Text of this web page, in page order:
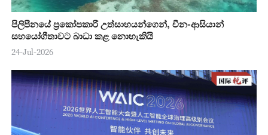
පිලිපීනයේ ප්‍රකෝපකාරී උත්සාහයන්ගෙන්, චීන-ආසියාන්
සහයෝගීතාවට බාධා කළ නොහැකියි
24-Jul-2026